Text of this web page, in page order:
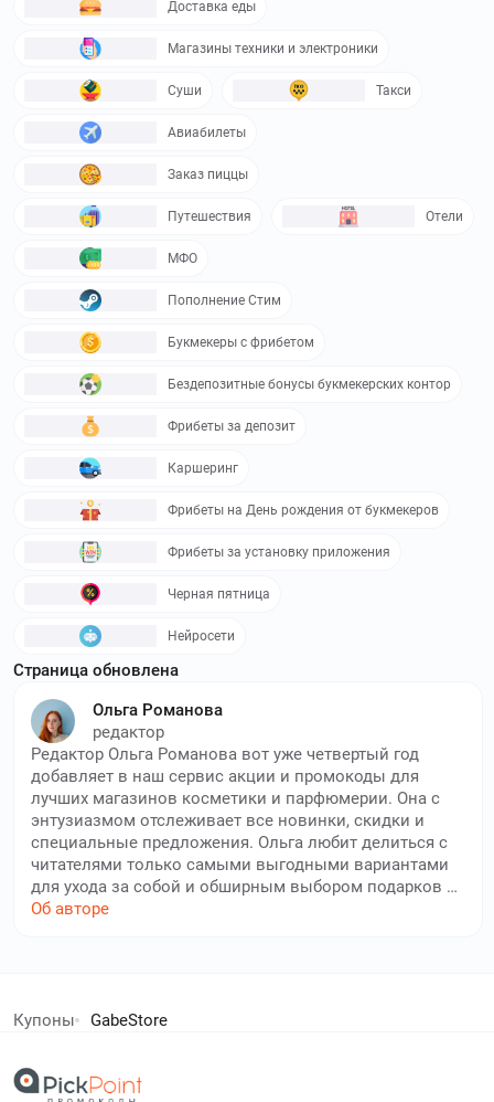
Доставка еды
Магазины техники и электроники
Суши Такси
Авиабилеты
Заказ пиццы
Путешествия Отели
МФО
Пополнение Стим
Букмекеры с фрибетом
Бездепозитные бонусы букмекерских контор
Фрибеты за депозит
Каршеринг
Фрибеты на День рождения от букмекеров
Фрибеты за установку приложения
Черная пятница
Нейросети
Страница обновлена
Ольга Романова
редактор
Редактор Ольга Романова вот уже четвертый год
добавляет в наш сервис акции и промокоды для
лучших магазинов косметики и парфюмерии. Она с
энтузиазмом отслеживает все новинки, скидки и
специальные предложения. Ольга любит делиться с
читателями только самыми выгодными вариантами
для ухода за собой и обширным выбором подарков к
заказам. Наш опытный автор тщательно проверяет
любимых брендах и новинках индустрии красоты.
Об авторе
Купоны GabeStore